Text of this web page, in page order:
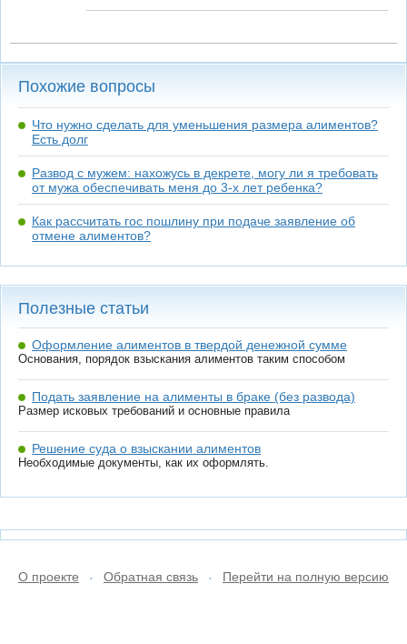
Похожие вопросы
Что нужно сделать для уменьшения размера алиментов?
Есть долг
Развод с мужем: нахожусь в декрете, могу ли я требовать
от мужа обеспечивать меня до 3-х лет ребенка?
Как рассчитать гос пошлину при подаче заявление об
отмене алиментов?
Полезные статьи
Оформление алиментов в твердой денежной сумме
Основания, порядок взыскания алиментов таким способом
Подать заявление на алименты в браке (без развода)
Размер исковых требований и основные правила
Решение суда о взыскании алиментов
Необходимые документы, как их оформлять.
О проекте • Обратная связь • Перейти на полную версию